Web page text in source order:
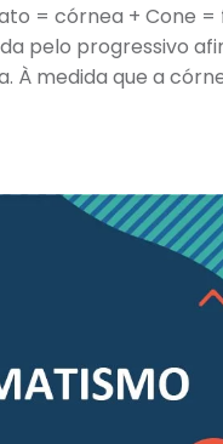
= córnea + Cone
pelo progressivo
À medida que a